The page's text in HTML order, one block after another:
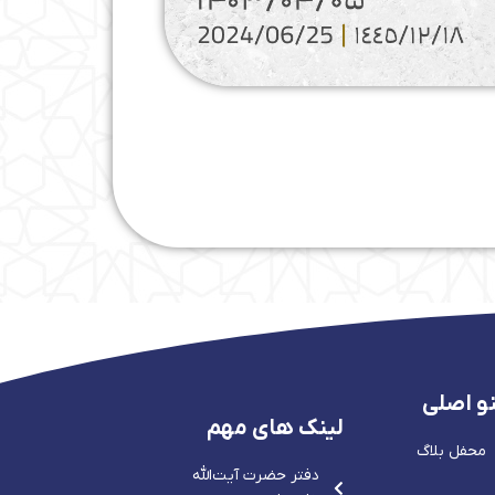
اصلی
محفل بلاگ
لینک های مهم
دفتر حضرت آيت‌الله‌